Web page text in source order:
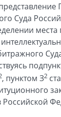
Суда
места
, пунктом З2